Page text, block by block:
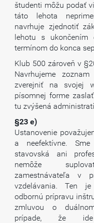
študenti môžu podať
táto lehota
navrhuje zjednotiť
lehotu s
termínom do konca
Klub 500 zároveň v
Navrhujeme
zverejniť na svojej
písomnej forme
tu zvýšená
§23 e)
Ustanovenie
a neefektívne. Sme
stavovská ani
nemôže
zamestnávateľa v
vzdelávania. Ten
odbornú prípravu
zmluvou o
prípade, že